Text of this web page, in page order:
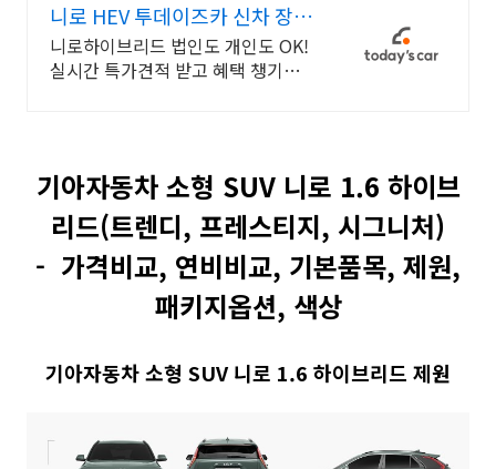
니로 HEV 투데이즈카 신차 장기
렌트 특가
니로하이브리드 법인도 개인도 OK!
실시간 특가견적 받고 혜택 챙기세
기아자동차 소형 SUV 니로 1.6 하이브
리드(트렌디, 프레스티지, 시그니처)
- 가격비교, 연비비교, 기본품목, 제원,
패키지옵션, 색상
기아자동차 소형 SUV 니로 1.6 하이브리드 제원